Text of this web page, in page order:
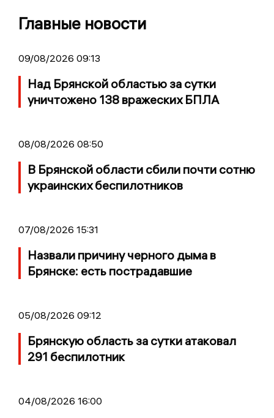
Главные новости
09/08/2026 09:13
Над Брянской областью за сутки
уничтожено 138 вражеских БПЛА
08/08/2026 08:50
В Брянской области сбили почти сотню
украинских беспилотников
07/08/2026 15:31
Назвали причину черного дыма в
Брянске: есть пострадавшие
05/08/2026 09:12
Брянскую область за сутки атаковал
291 беспилотник
04/08/2026 16:00